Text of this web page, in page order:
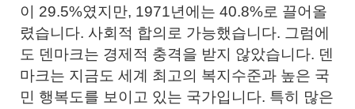
이 29.5%였지만, 1971년에는 40.8%로 끌어올
렸습니다. 사회적 합의로 가능했습니다. 그럼에
도 덴마크는 경제적 충격을 받지 않았습니다. 덴
마크는 지금도 세계 최고의 복지수준과 높은 국
민 행복도를 보이고 있는 국가입니다. 특히 많은